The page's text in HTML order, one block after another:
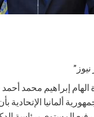
الهام إبراهيم محمد
ألمانيا الإتحادية